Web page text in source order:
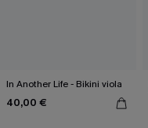
In Another Life - Bikini viola
40,00 €